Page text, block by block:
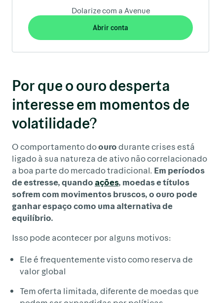
Dolarize com a Avenue
Abrir conta
Por que o ouro desperta
interesse em momentos de
volatilidade?
O comportamento doourodurante crises está
ligado à sua natureza de ativo não correlacionado
a boa parte do mercado tradicional. Em períodos
de estresse, quando ações, moedas e títulos
sofrem com movimentos bruscos, o ouro pode
ganhar espaço como uma alternativa de
equilíbrio.
Isso pode acontecer por alguns motivos:
Ele é frequentemente visto como reserva de
valor global
Tem oferta limitada, diferente de moedas que